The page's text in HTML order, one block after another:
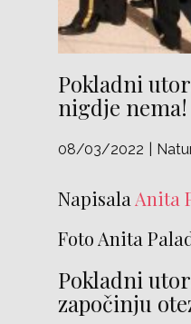
Pokladni
nigdje nema!
08/03/2022
Napisala Anita
Foto Anita
Pokladni
započinju